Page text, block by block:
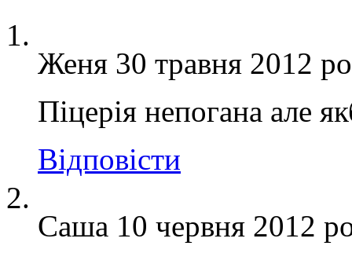
Женя 30 травня 2012
Піцерія непогана але
Відповіcти
Саша 10 червня 2012